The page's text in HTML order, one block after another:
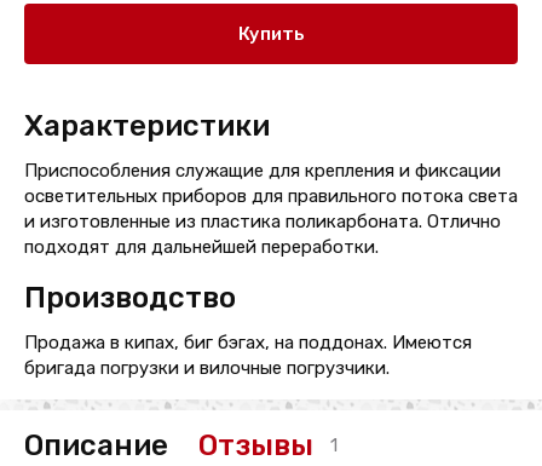
Купить
Характеристики
Приспособления служащие для крепления и фиксации
осветительных приборов для правильного потока света
и изготовленные из пластика поликарбоната. Отлично
подходят для дальнейшей переработки.
Производство
Продажа в кипах, биг бэгах, на поддонах. Имеются
бригада погрузки и вилочные погрузчики.
Описание Отзывы 1